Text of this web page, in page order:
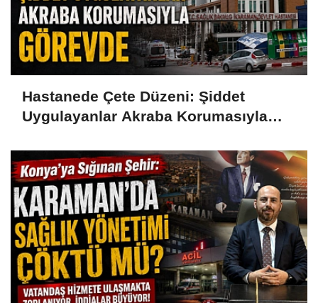
Hastanede Çete Düzeni: Şiddet
Uygulayanlar Akraba Korumasıyla